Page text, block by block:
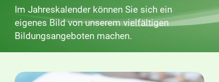
Im Jahreskalender können Sie sich ein
eigenes Bild von unserem vielfältigen
Bildungsangeboten machen.